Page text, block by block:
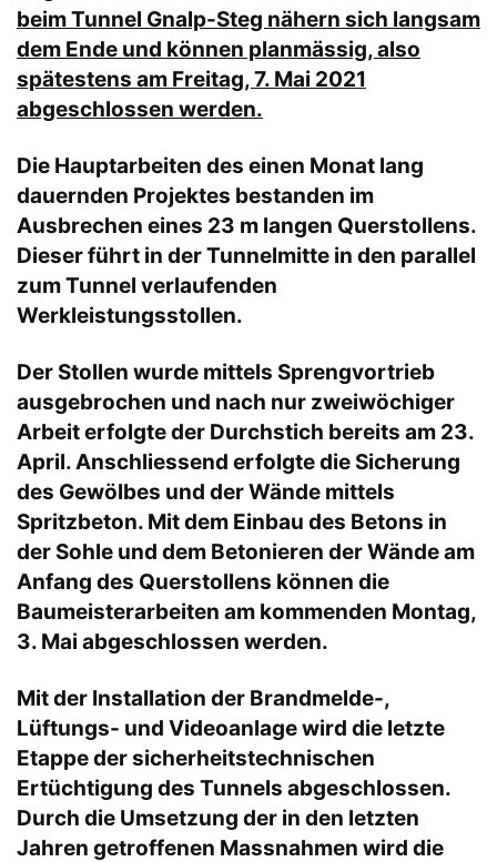
beim Tunnel Gnalp-Steg nähern sich langsam
dem Ende und können planmässig, also
spätestens am Freitag, 7. Mai 2021
abgeschlossen werden.
Die Hauptarbeiten des einen Monat lang
dauernden Projektes bestanden im
Ausbrechen eines 23 m langen Querstollens.
Dieser führt in der Tunnelmitte in den parallel
zum Tunnel verlaufenden
Werkleistungsstollen.
Der Stollen wurde mittels Sprengvortrieb
ausgebrochen und nach nur zweiwöchiger
Arbeit erfolgte der Durchstich bereits am 23.
April. Anschliessend erfolgte die Sicherung
des Gewölbes und der Wände mittels
Spritzbeton. Mit dem Einbau des Betons in
der Sohle und dem Betonieren der Wände am
Anfang des Querstollens können die
Baumeisterarbeiten am kommenden Montag,
3. Mai abgeschlossen werden.
Mit der Installation der Brandmelde-,
Lüftungs- und Videoanlage wird die letzte
Etappe der sicherheitstechnischen
Ertüchtigung des Tunnels abgeschlossen.
Durch die Umsetzung der in den letzten
Jahren getroffenen Massnahmen wird die